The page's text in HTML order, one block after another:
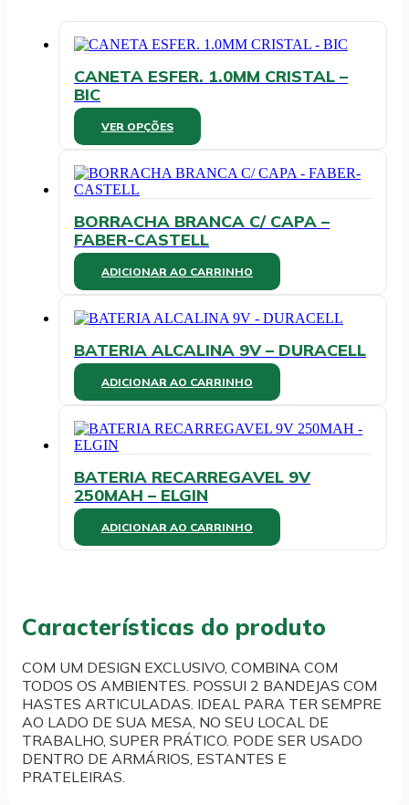
CANETA ESFER. 1.0MM CRISTAL –
BIC
VER OPÇÕES
produto
várias
opções
podem
ser
escolhidas
na
do
BORRACHA BRANCA C/ CAPA –
FABER-CASTELL
ADICIONAR AO CARRINHO
BATERIA ALCALINA 9V – DURACELL
ADICIONAR AO CARRINHO
BATERIA RECARREGAVEL 9V
250MAH – ELGIN
ADICIONAR AO CARRINHO
Características do produto
COM UM DESIGN EXCLUSIVO, COMBINA COM
TODOS OS AMBIENTES. POSSUI 2 BANDEJAS COM
HASTES ARTICULADAS. IDEAL PARA TER SEMPRE
AO LADO DE SUA MESA, NO SEU LOCAL DE
TRABALHO, SUPER PRÁTICO. PODE SER USADO
DENTRO DE ARMÁRIOS, ESTANTES E
PRATELEIRAS.